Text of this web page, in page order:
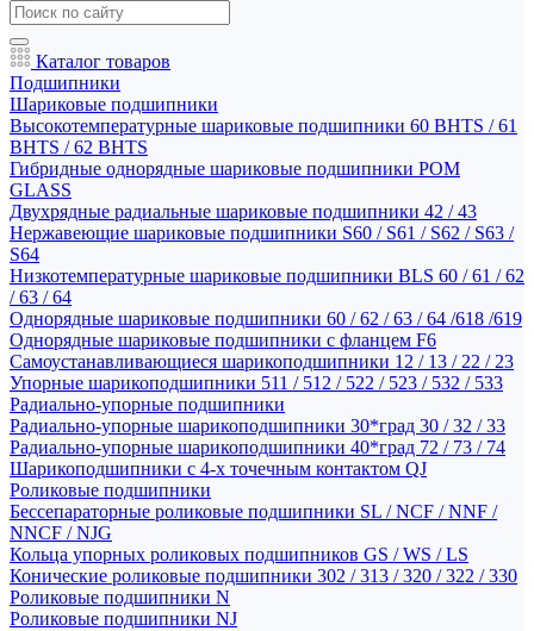
Каталог товаров
Подшипники
Шариковые подшипники
Высокотемпературные шариковые подшипники 60 BHTS / 61
BHTS / 62 BHTS
Гибридные однорядные шариковые подшипники POM
GLASS
Двухрядные радиальные шариковые подшипники 42 / 43
Нержавеющие шариковые подшипники S60 / S61 / S62 / S63 /
S64
Низкотемпературные шариковые подшипники BLS 60 / 61 / 62
/ 63 / 64
Однорядные шариковые подшипники 60 / 62 / 63 / 64 /618 /619
Однорядные шариковые подшипники с фланцем F6
Самоустанавливающиеся шарикоподшипники 12 / 13 / 22 / 23
Упорные шарикоподшипники 511 / 512 / 522 / 523 / 532 / 533
Радиально-упорные подшипники
Радиально-упорные шарикоподшипники 30*град 30 / 32 / 33
Радиально-упорные шарикоподшипники 40*град 72 / 73 / 74
Шарикоподшипники с 4-х точечным контактом QJ
Роликовые подшипники
Бессепараторные роликовые подшипники SL / NCF / NNF /
NNCF / NJG
Кольца упорных роликовых подшипников GS / WS / LS
Конические роликовые подшипники 302 / 313 / 320 / 322 / 330
Роликовые подшипники N
Роликовые подшипники NJ